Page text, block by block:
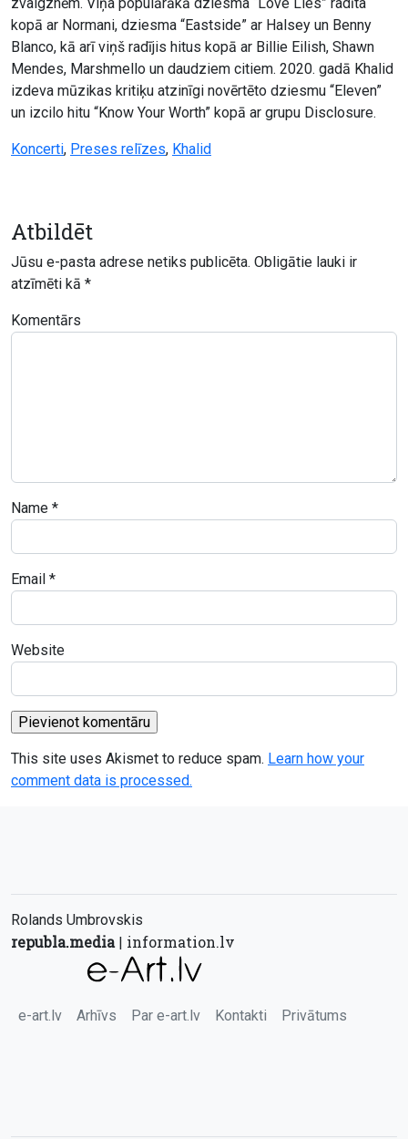
kopā ar Normani, dziesma “Eastside” ar Halsey un Benny
Blanco, kā arī viņš radījis hitus kopā ar Billie Eilish, Shawn
Mendes, Marshmello un daudziem citiem. 2020. gadā Khalid
izdeva mūzikas kritiķu atzinīgi novērtēto dziesmu “Eleven”
un izcilo hitu “Know Your Worth” kopā ar grupu Disclosure.
Koncerti, Preses relīzes, Khalid
Atbildēt
Jūsu e-pasta adrese netiks publicēta. Obligātie lauki ir
atzīmēti kā *
Komentārs
Name *
Email *
Website
This site uses Akismet to reduce spam. Learn how your
comment data is processed.
Rolands Umbrovskis
republa.media| information.lv
e-art.lv Arhīvs Par e-art.lv Kontakti Privātums